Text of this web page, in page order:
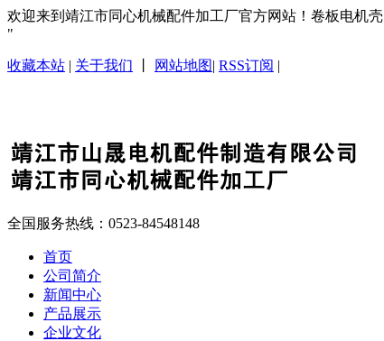
欢迎来到靖江市同心机械配件加工厂官方网站！卷板电机壳
收藏本站 | 关于我们 网站地图| RSS订阅 |
全国服务热线： 0523-84548148
首页
公司简介
新闻中心
产品展示
企业文化